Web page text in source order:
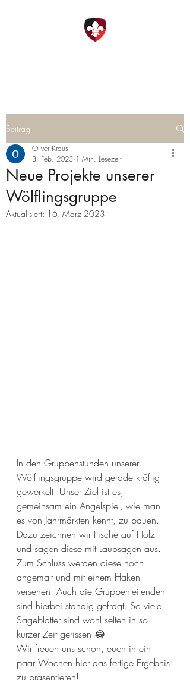
Beitrag
Neue Projekte unserer
Wölflingsgruppe
Oliver Kraus
3. Feb. 2023 1 Min. Lesezeit
Aktualisiert: 16. März 2023
In den Gruppenstunden unserer
Wölflingsgruppe wird gerade kräftig
gewerkelt. Unser Ziel ist es,
gemeinsam ein Angelspiel, wie man
es von Jahrmärkten kennt, zu bauen.
Dazu zeichnen wir Fische auf Holz
und sägen diese mit Laubsägen aus.
Zum Schluss werden diese noch
angemalt und mit einem Haken
versehen. Auch die Gruppenleitenden
sind hierbei ständig gefragt. So viele
Sägeblätter sind wohl selten in so
kurzer Zeit gerissen 😂
Wir freuen uns schon, euch in ein
paar Wochen hier das fertige Ergebnis
zu präsentieren!